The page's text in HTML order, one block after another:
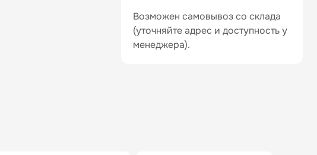
Возможен самовывоз со склада
(уточняйте адрес и доступность у
менеджера).